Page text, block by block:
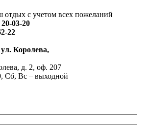
с учетом всех пожеланий
03-20
22
ул. Королева,
д. 2, оф. 207
Сб, Вс – выходной